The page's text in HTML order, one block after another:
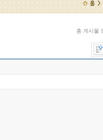
홈 >
총 게시물